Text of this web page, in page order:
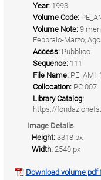
Year: 1993
Volume Code:
Volume Note: 9
Febbraio-Marzo,
Access: Pubblico
Sequence: 111
File Name:
Collocation: PC 007
Library Catalog:
https://
Image Details
Height: 3318 px
Width: 2540 px
Download volume pdf